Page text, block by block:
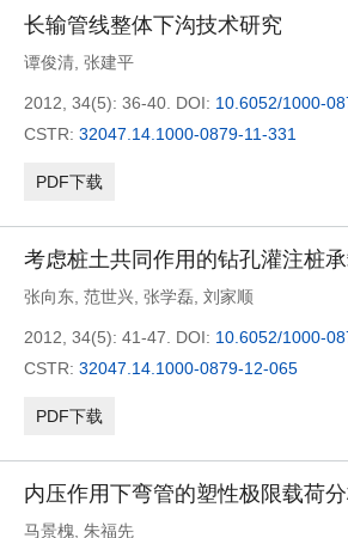
长输管线整体下沟技术研究
谭俊清 张建平
2012, 34(5): 36-40. DOI: 10.6052/1000-
CSTR: 32047.14.1000-0879-11-331
PDF下载
考虑桩土共同作用的钻孔灌注桩
张向东 范世兴 张学磊 刘家顺
2012, 34(5): 41-47. DOI: 10.6052/1000-
CSTR: 32047.14.1000-0879-12-065
PDF下载
内压作用下弯管的塑性极限载荷
马景槐 朱福先